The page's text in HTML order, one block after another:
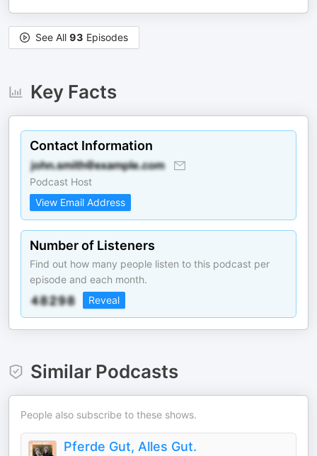
See All 93 Episodes
Key Facts
Contact Information
Podcast Host
View Email Address
Number of Listeners
Find out how many people listen to this podcast per
episode and each month.
Reveal
Similar Podcasts
People also subscribe to these shows.
Pferde Gut, Alles Gut.